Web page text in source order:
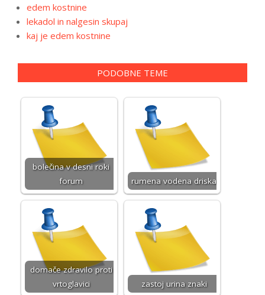
edem kostnine
lekadol in nalgesin skupaj
kaj je edem kostnine
PODOBNE TEME
bolečina v desni roki
forum
rumena vodena driska
domače zdravilo proti
vrtoglavici
zastoj urina znaki